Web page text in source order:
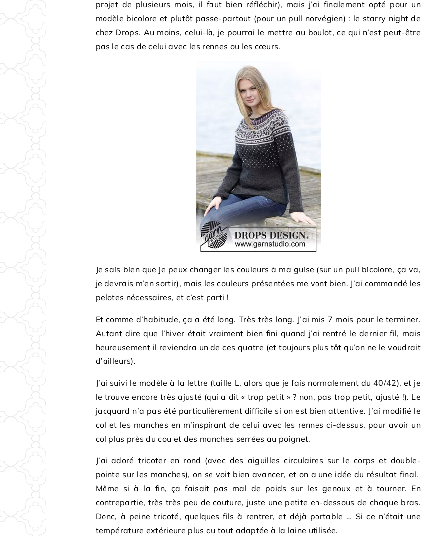
projet de plusieurs mois, il faut bien réfléchir), mais j’ai finalement opté pour un
modèle bicolore et plutôt passe-partout (pour un pull norvégien) : le starry night de
chez Drops. Au moins, celui-là, je pourrai le mettre au boulot, ce qui n’est peut-être
pas le cas de celui avec les rennes ou les cœurs.
Je sais bien que je peux changer les couleurs à ma guise (sur un pull bicolore, ça va,
je devrais m’en sortir), mais les couleurs présentées me vont bien. J’ai commandé les
pelotes nécessaires, et c’est parti !
Et comme d’habitude, ça a été long. Très très long. J’ai mis 7 mois pour le terminer.
Autant dire que l’hiver était vraiment bien fini quand j’ai rentré le dernier fil, mais
heureusement il reviendra un de ces quatre (et toujours plus tôt qu’on ne le voudrait
d’ailleurs).
J’ai suivi le modèle à la lettre (taille L, alors que je fais normalement du 40/42), et je
le trouve encore très ajusté (qui a dit « trop petit » ? non, pas trop petit, ajusté !). Le
jacquard n’a pas été particulièrement difficile si on est bien attentive. J’ai modifié le
col et les manches en m’inspirant de celui avec les rennes ci-dessus, pour avoir un
col plus près du cou et des manches serrées au poignet.
J’ai adoré tricoter en rond (avec des aiguilles circulaires sur le corps et double-
pointe sur les manches), on se voit bien avancer, et on a une idée du résultat final.
Même si à la fin, ça faisait pas mal de poids sur les genoux et à tourner. En
contrepartie, très très peu de couture, juste une petite en-dessous de chaque bras.
Donc, à peine tricoté, quelques fils à rentrer, et déjà portable … Si ce n’était une
température extérieure plus du tout adaptée à la laine utilisée.